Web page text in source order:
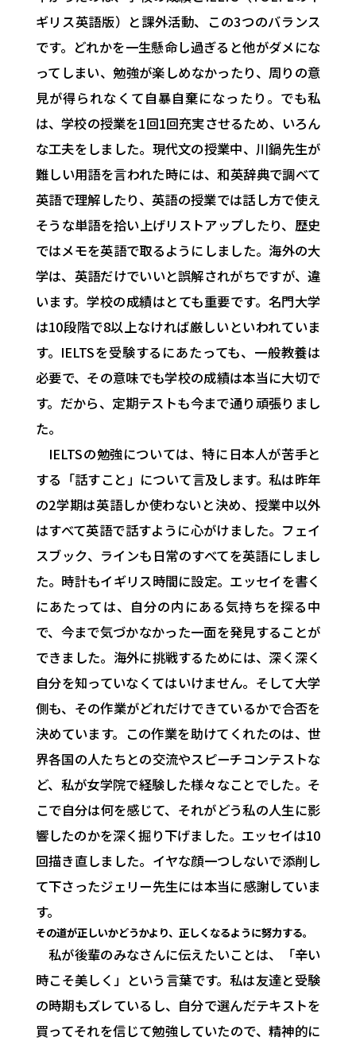
ギリス英語版）と課外活動、この3つのバランス
です。どれかを一生懸命し過ぎると他がダメにな
ってしまい、勉強が楽しめなかったり、周りの意
見が得られなくて自暴自棄になったり。でも私
は、学校の授業を1回1回充実させるため、いろん
な工夫をしました。現代文の授業中、川鍋先生が
難しい用語を言われた時には、和英辞典で調べて
英語で理解したり、英語の授業では話し方で使え
そうな単語を拾い上げリストアップしたり、歴史
ではメモを英語で取るようにしました。海外の大
学は、英語だけでいいと誤解されがちですが、違
います。学校の成績はとても重要です。名門大学
は10段階で8以上なければ厳しいといわれていま
す。IELTSを受験するにあたっても、一般教養は
必要で、その意味でも学校の成績は本当に大切で
す。だから、定期テストも今まで通り頑張りまし
た。
IELTSの勉強については、特に日本人が苦手と
する「話すこと」について言及します。私は昨年
の2学期は英語しか使わないと決め、授業中以外
はすべて英語で話すように心がけました。フェイ
スブック、ラインも日常のすべてを英語にしまし
た。時計もイギリス時間に設定。エッセイを書く
にあたっては、自分の内にある気持ちを探る中
で、今まで気づかなかった一面を発見することが
できました。海外に挑戦するためには、深く深く
自分を知っていなくてはいけません。そして大学
側も、その作業がどれだけできているかで合否を
決めています。この作業を助けてくれたのは、世
界各国の人たちとの交流やスピーチコンテストな
ど、私が女学院で経験した様々なことでした。そ
こで自分は何を感じて、それがどう私の人生に影
響したのかを深く掘り下げました。エッセイは10
回描き直しました。イヤな顔一つしないで添削し
て下さったジェリー先生には本当に感謝していま
す。
その道が正しいかどうかより、正しくなるように努力する。
私が後輩のみなさんに伝えたいことは、「辛い
時こそ美しく」という言葉です。私は友達と受験
の時期もズレているし、自分で選んだテキストを
買ってそれを信じて勉強していたので、精神的に